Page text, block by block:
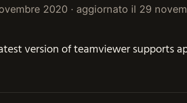
2020 · aggiornato il 29
version of teamviewer supports